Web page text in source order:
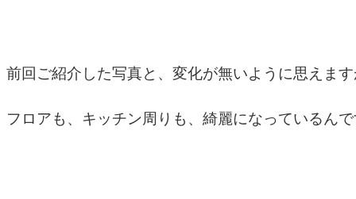
前回ご紹介した写真と、変化が無いように思えま
フロアも、キッチン周りも、綺麗になっているん